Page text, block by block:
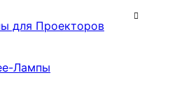
для Проекторов
Лампы